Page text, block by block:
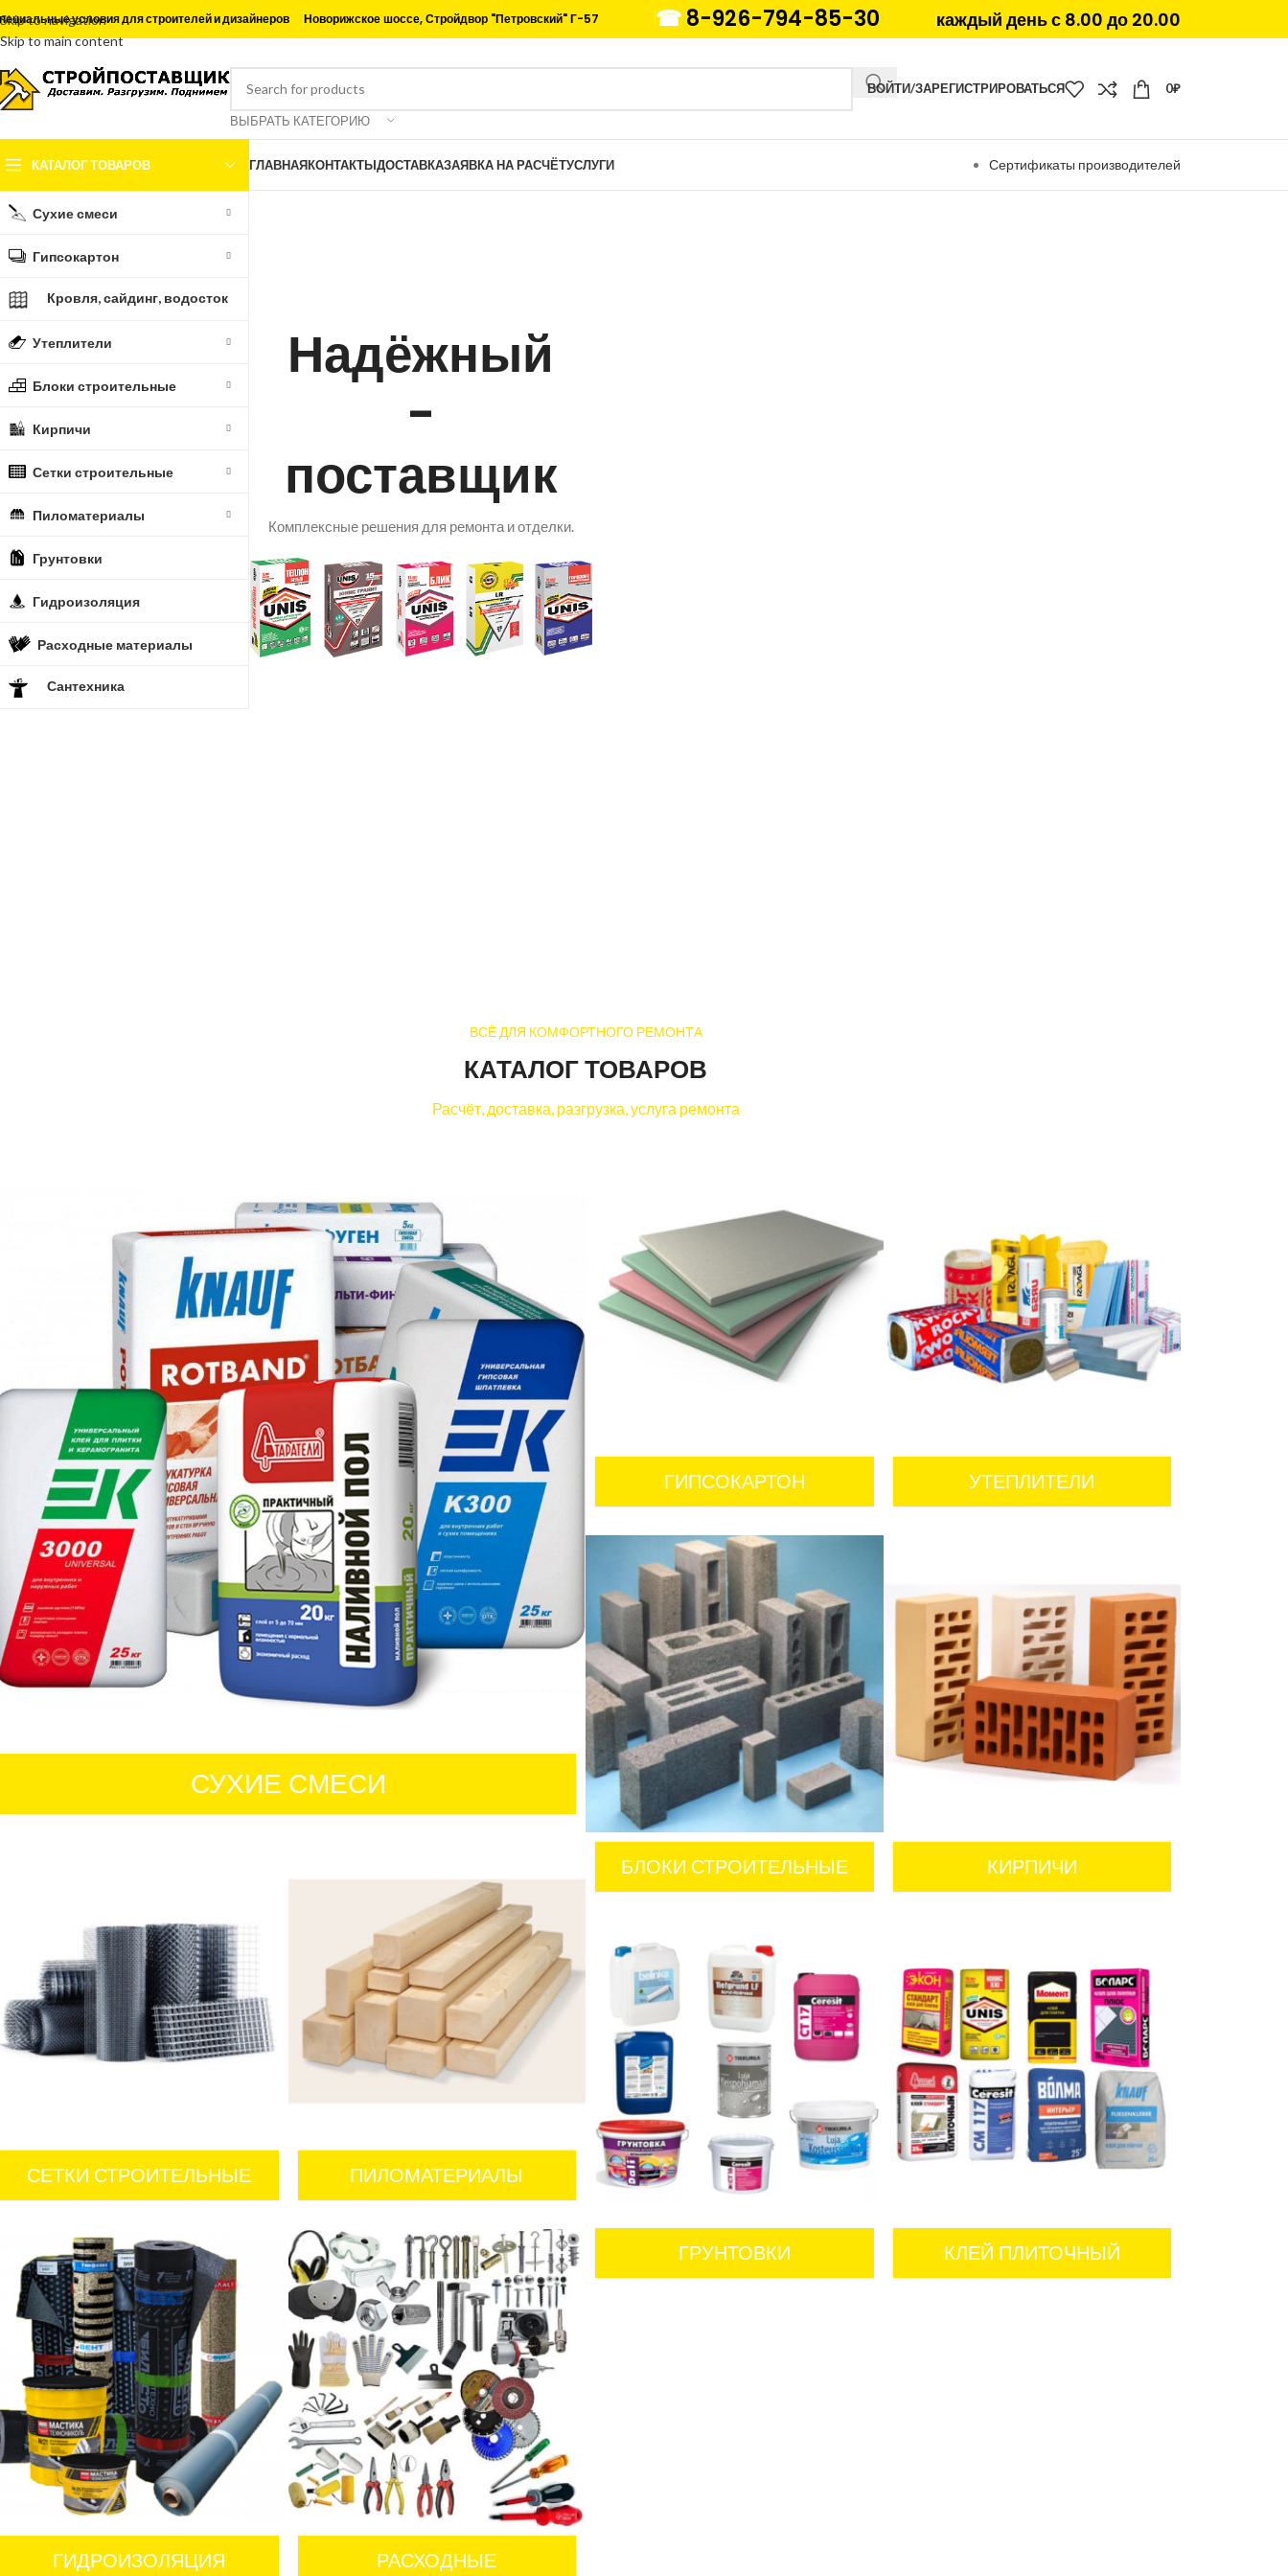
Skip to navigation
Skip to main content
условия для строителей и дизайнеров Новорижское шоссе, Стройдвор "Петровский" Г-57 ☎8-926-794-85-30 каждый день с 8.00 до 20.00
ВЫБРАТЬ КАТЕГОРИЮ
ВОЙТИ/ЗАРЕГИСТРИРОВАТЬСЯ 0₽
КАТАЛОГ ТОВАРОВ
Сухие смеси
Гипсокартон
Кровля, сайдинг, водосток
Утеплители
Блоки строительные
Кирпичи
Сетки строительные
Пиломатериалы
Грунтовки
Гидроизоляция
Расходные материалы
Сантехника
ГЛАВНАЯКОНТАКТЫДОСТАВКАЗАЯВКА НА РАСЧЁТУСЛУГИ Сертификаты производителей
Надёжный
-
поставщик
Комплексные решения для ремонта и отделки.
ВСЁ ДЛЯ КОМФОРТНОГО РЕМОНТА
КАТАЛОГ ТОВАРОВ
Расчёт, доставка, разгрузка, услуга ремонта
СУХИЕ СМЕСИ
ГИПСОКАРТОН УТЕПЛИТЕЛИ
БЛОКИ СТРОИТЕЛЬНЫЕ КИРПИЧИ
СЕТКИ СТРОИТЕЛЬНЫЕ ПИЛОМАТЕРИАЛЫ
ГРУНТОВКИ КЛЕЙ ПЛИТОЧНЫЙ
ГИДРОИЗОЛЯЦИЯ
РАСХОДНЫЕ